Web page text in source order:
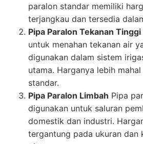
paralon standar memiliki
terjangkau dan tersedia
Pipa Paralon Tekanan Tinggi
untuk menahan tekanan air
digunakan dalam sistem
utama. Harganya lebih
standar.
Pipa Paralon Limbah Pipa
digunakan untuk saluran
domestik dan industri.
tergantung pada ukuran dan